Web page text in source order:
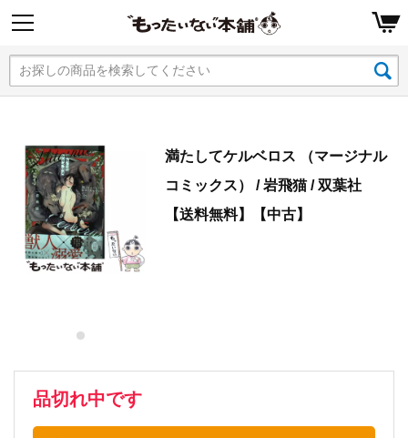
満たしてケルベロス （マージナル
コミックス） / 岩飛猫 / 双葉社
【送料無料】【中古】
品切れ中です